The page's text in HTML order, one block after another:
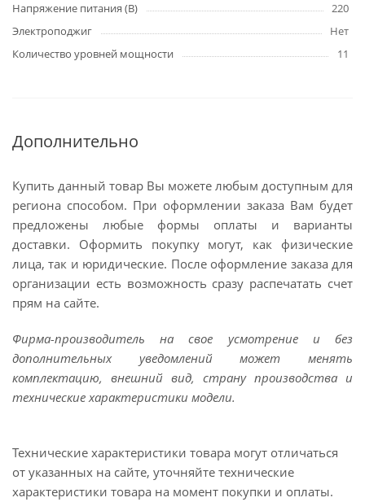
Напряжение питания (В)
220
Электроподжиг
Нет
Количество уровней мощности
11
Дополнительно
Купить данный товар Вы можете любым доступным для
региона способом. При оформлении заказа Вам будет
предложены любые формы оплаты и варианты
доставки. Оформить покупку могут, как физические
лица, так и юридические. После оформление заказа для
организации есть возможность сразу распечатать счет
прям на сайте.
Фирма-производитель на свое усмотрение и без
дополнительных уведомлений может менять
комплектацию, внешний вид, страну производства и
технические характеристики модели.
Технические характеристики товара могут отличаться
от указанных на сайте, уточняйте технические
характеристики товара на момент покупки и оплаты.